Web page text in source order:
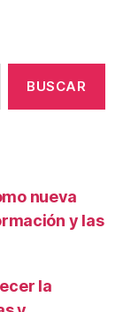
nueva
y las
la